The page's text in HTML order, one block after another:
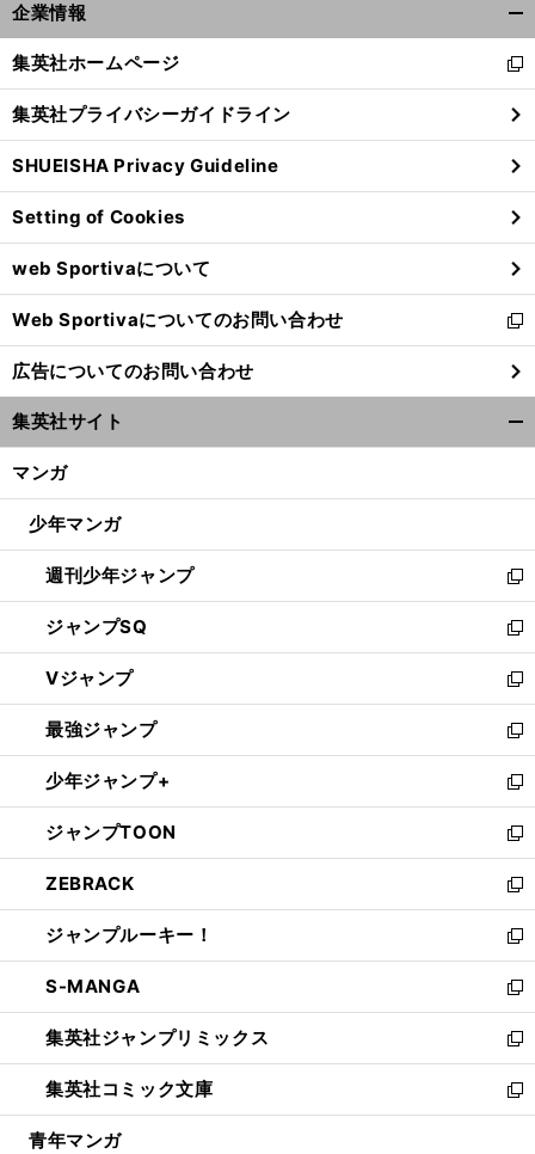
企業情報
閉
る
集英社ホームページ
新
し
い
ウ
ィ
ン
ド
ウ
で
開
く
集英社プライバシーガイドライン
SHUEISHA Privacy Guideline
Setting of Cookies
web Sportivaについて
Web Sportivaについてのお問い合わせ
新
し
い
ウ
ィ
ン
ウ
開
く
広告についてのお問い合わせ
集英社サイト
マンガ
少年マンガ
週刊少年ジャンプ
新
し
い
ウ
ィ
ン
ド
ウ
で
開
く
ジャンプSQ
新
し
い
ウ
ィ
ン
ド
ウ
で
開
く
Vジャンプ
新
し
い
ウ
ィ
ン
ド
ウ
で
開
く
最強ジャンプ
新
し
い
ウ
ィ
ン
ド
ウ
で
開
く
少年ジャンプ+
新
し
い
ウ
ィ
ン
ド
ウ
で
開
く
ジャンプTOON
新
し
い
ウ
ィ
ン
ド
ウ
で
開
く
ZEBRACK
新
し
い
ウ
ィ
ン
ド
ウ
で
開
ジャンプルーキー！
新
し
い
ウ
ィ
ン
ド
ウ
S-MANGA
新
し
い
ウ
ィ
ン
集英社ジャンプリミックス
新
し
い
ウ
集英社コミック文庫
新
し
青年マンガ